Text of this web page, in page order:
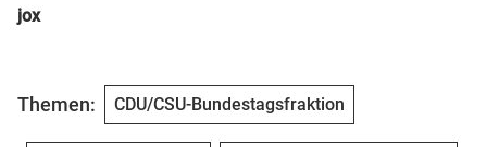
jox
Themen: CDU/CSU-Bundestagsfraktion